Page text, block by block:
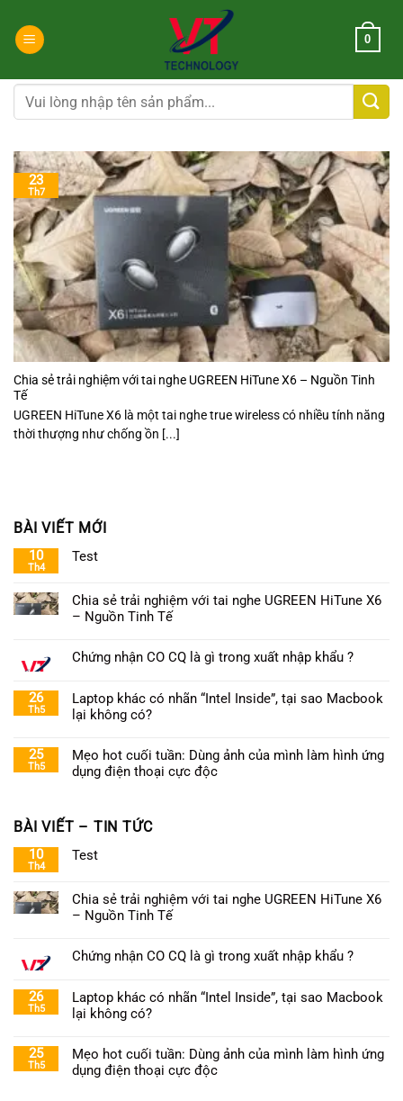
đến
dung
0
Tìm
kiếm:
Chia sẻ trải nghiệm với tai nghe UGREEN HiTune X6 – Nguồn Tinh
Tế
UGREEN HiTune X6 là một tai nghe true wireless có nhiều tính năng
thời thượng như chống ồn [...]
23
Th7
BÀI VIẾT MỚI
10
Th4
Test
Chia sẻ trải nghiệm với tai nghe UGREEN HiTune X6
– Nguồn Tinh Tế
Chứng nhận CO CQ là gì trong xuất nhập khẩu ?
26
Th5
Laptop khác có nhãn “Intel Inside”, tại sao Macbook
lại không có?
25
Th5
Mẹo hot cuối tuần: Dùng ảnh của mình làm hình ứng
dụng điện thoại cực độc
BÀI VIẾT – TIN TỨC
10
Th4
Test
Chia sẻ trải nghiệm với tai nghe UGREEN HiTune X6
– Nguồn Tinh Tế
Chứng nhận CO CQ là gì trong xuất nhập khẩu ?
26
Th5
Laptop khác có nhãn “Intel Inside”, tại sao Macbook
lại không có?
25
Th5
Mẹo hot cuối tuần: Dùng ảnh của mình làm hình ứng
dụng điện thoại cực độc